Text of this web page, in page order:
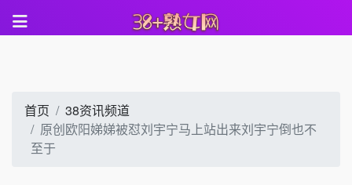
首页
38资讯频道
原创欧阳娣娣被怼刘宇宁马上站出来刘宇宁倒也不
至于